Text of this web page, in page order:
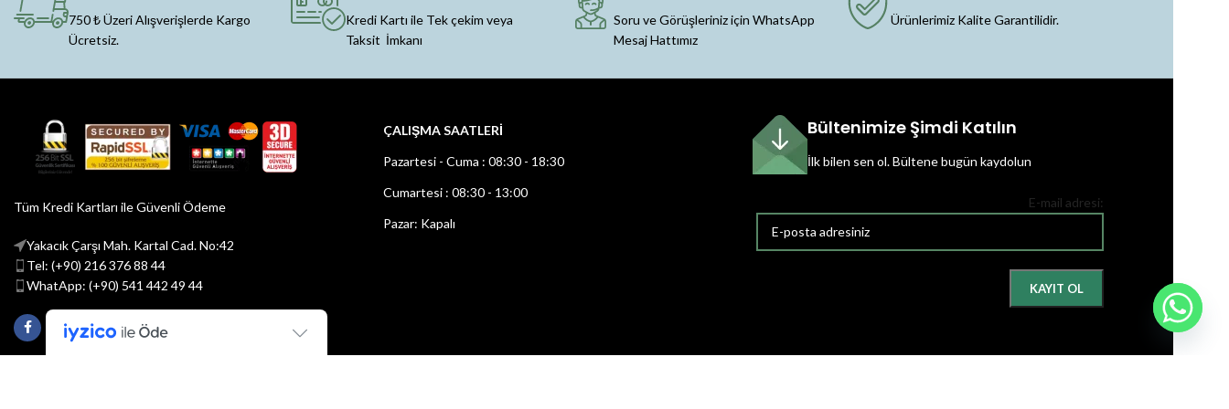
750 ₺ Üzeri Alışverişlerde Kargo
Ücretsiz.
Kredi Kartı ile Tek çekim veya
Taksit İmkanı
Soru ve Görüşleriniz için WhatsApp
Mesaj Hattımız
Ürünlerimiz Kalite Garantilidir.
Tüm Kredi Kartları ile Güvenli Ödeme
Yakacık Çarşı Mah. Kartal Cad. No:42
Tel: (+90) 216 376 88 44
WhatApp: (+90) 541 442 49 44
ÇALIŞMA SAATLERİ
Pazartesi - Cuma : 08:30 - 18:30
Cumartesi : 08:30 - 13:00
Pazar: Kapalı
Bültenimize Şimdi Katılın
İlk bilen sen ol.Bültene bugün kaydolun
E-mail adresi: